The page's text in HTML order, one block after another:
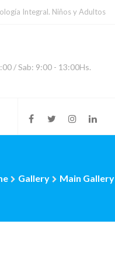
Integral. Niños y Adultos
/ Sab: 9:00 - 13:00Hs.
Gallery Main Gallery